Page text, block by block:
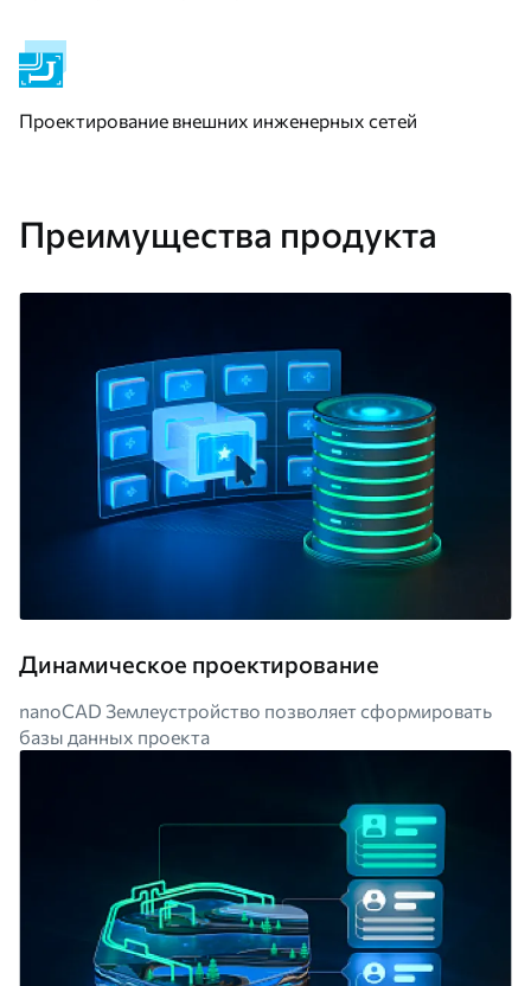
Проектирование внешних инженерных сетей
Преимущества продукта
Динамическое проектирование
nanoCAD Землеустройство позволяет сформировать
базы данных проекта